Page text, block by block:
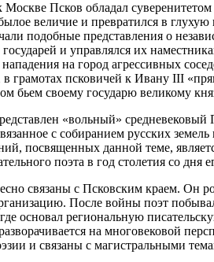
Псков обладал
величие и превратился в
подобные представления о
и управлялся их
на город агрессивных
псковичей к Ивану III
бьем своему государю великому
«вольный»
с собиранием русских
посвященных данной теме,
поэта в год столетия со дня
связаны с Псковским краем. Он
После войны поэт
основал региональную
на многовековой
и связаны с магистральными